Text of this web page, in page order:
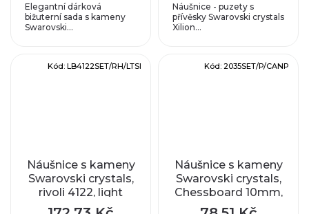
Elegantní dárková
bižuterní sada s kameny
Swarovski...
Náušnice - puzety s
přívěsky Swarovski crystals
Xilion...
Náušnice s kameny
Swarovski crystals,
rivoli 4122, light
siam /
Kód: LB4122SET/RH/LTSI
Náušnice s kameny
Swarovski crystals,
Chessboard 10mm,
antique pink /
Kód: 2035SET/P/CANP